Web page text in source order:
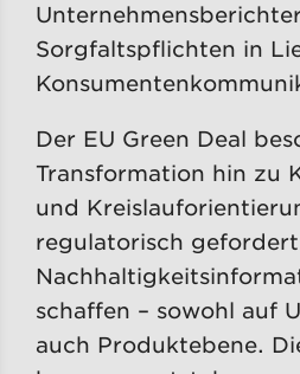
Sorgfaltspflichten in
Der EU Green Deal
Transformation hin zu
und
regulatorisch
schaffen – sowohl auf
auch Produktebene.